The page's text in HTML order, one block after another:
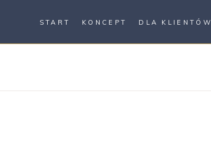
START KONCEPT DLA KLIENTÓW